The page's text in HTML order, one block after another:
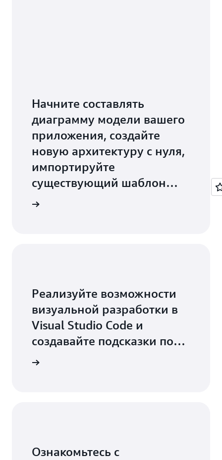
Начните составлять
диаграмму модели вашего
приложения, создайте
новую архитектуру с нуля,
импортируйте
существующий шаблон
инфраструктуры как кода
Реализуйте возможности
визуальной разработки в
Visual Studio Code и
создавайте подсказки по
коду с помощью
Ознакомьтесь с